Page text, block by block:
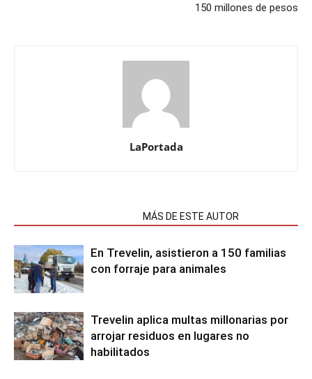
150 millones de pesos
LaPortada
MÁS DE ESTE AUTOR
En Trevelin, asistieron a 150 familias
con forraje para animales
Trevelin aplica multas millonarias por
arrojar residuos en lugares no
habilitados